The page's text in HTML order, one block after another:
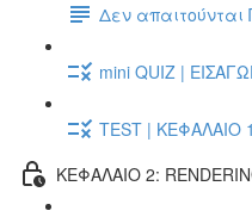
Δεν απαιτούνται
mini QUIZ |
TEST | ΚΕΦΑΛΑΙΟ 1
ΚΕΦΑΛΑΙΟ 2: